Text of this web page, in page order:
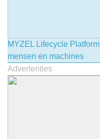
MYZEL Lifecycle
mensen en machines
Advertenties